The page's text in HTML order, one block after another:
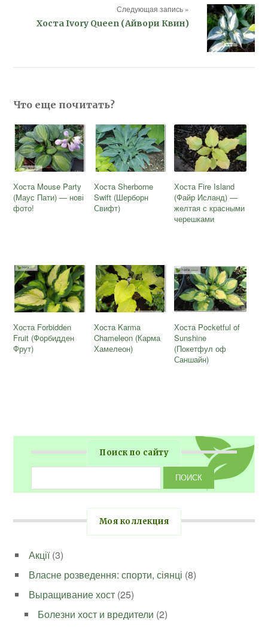
Следующая запись »
Хоста Ivory Queen (Айвори Квин)
Что еще почитать?
Хоста Mouse Party
(Маус Пати) — нові
фото!
Хоста Sherborne
Swift (Шерборн
Свифт)
Хоста Fire Island
(Файр Исланд) —
желтая с красными
черешками
Хоста Forbidden
Fruit (Форбидден
Фрут)
Хоста Karma
Chameleon (Карма
Хамелеон)
Хоста Pocketful of
Sunshine
(Покетфул оф
Саншайн)
Поиск по сайту
Моя коллекция
Акції(3)
Власне розведення: спорти, сіянці (8)
Выращивание хост (25)
Болезни хост и вредители (2)